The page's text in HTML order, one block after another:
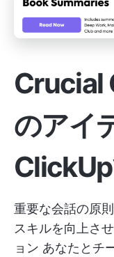
Crucial
のアイ
重要な会話の原
スキルを向上さ
ョン あなたとチ